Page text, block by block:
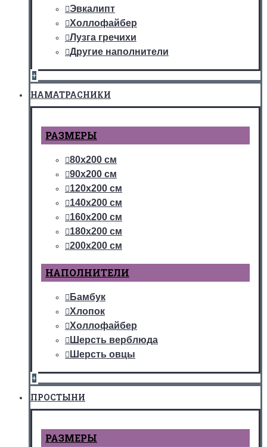
Эвкалипт
Холлофайбер
Лузга гречихи
Другие наполнители
+
НАМАТРАСНИКИ
РАЗМЕРЫ
80х200 см
90х200 см
120х200 см
140х200 см
160х200 см
180х200 см
200х200 см
НАПОЛНИТЕЛИ
Бамбук
Хлопок
Холлофайбер
Шерсть верблюда
Шерсть овцы
+
ПРОСТЫНИ
РАЗМЕРЫ